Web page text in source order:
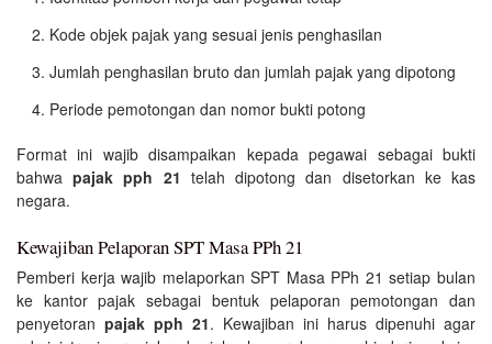
Kode objek pajak yang sesuai jenis penghasilan
Jumlah penghasilan bruto dan jumlah pajak yang dipotong
Periode pemotongan dan nomor bukti potong
Format ini wajib disampaikan kepada pegawai sebagai bukti
bahwapajak pph 21 telah dipotong dan disetorkan ke kas
negara.
Kewajiban Pelaporan SPT Masa PPh 21
Pemberi kerja wajib melaporkan SPT Masa PPh 21 setiap bulan
ke kantor pajak sebagai bentuk pelaporan pemotongan dan
penyetoran pajak pph 21. Kewajiban ini harus dipenuhi agar